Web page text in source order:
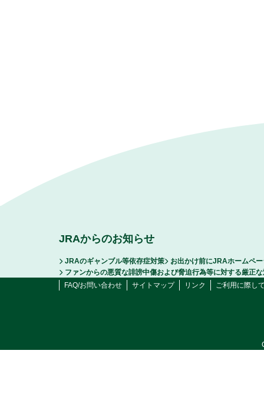
JRAからのお知らせ
JRAのギャンブル等依存症対策
お出かけ前にJRAホームペ
ファンからの悪質な誹謗中傷および脅迫行為等に対する厳正
FAQ/お問い合わせ
サイトマップ リンク ご利用に際し